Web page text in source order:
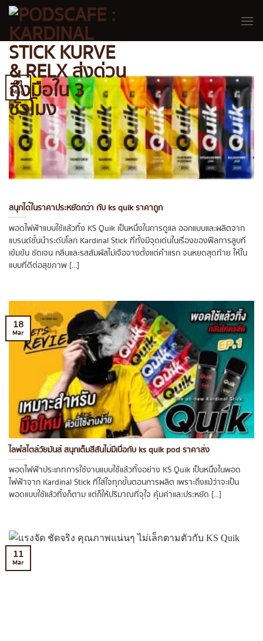
Skip
content
สนุกได้ในราคาประหยัดกว่า กับ ks quik ราคาถูก
พอดไฟฟ้าแบบใช้แล้วทิ้ง KS Quik เป็นหนึ่งในการดูแล ออกแบบและผลิตจาก
แบรนด์ชั้นนำระดับโลก Kardinal Stick ที่ทั้งมีจุดเด่นในเรื่องของฟีลการสูบที่
เข้มข้น ชัดเจน กลิ่นและรสสัมผัสไม่เจือจางตั้งแต่คำแรก จนหยดสุดท้าย ให้ใน
แบบที่ดีต่อสุขภาพ [...]
01
May
ไลฟ์สไตล์วัยมันส์ สนุกเต็มสีสันไม่มีเบื่อกับ ks quik pod ราคาส่ง
พอดไฟฟ้าประเภทการใช้งานแบบใช้แล้วทิ้งอย่าง KS Quik เป็นหนึ่งในพอด
ไฟฟ้าจาก Kardinal Stick ที่ใส่ใจทุกขั้นตอนการผลิต เพราะถึงแม้ว่าจะเป็น
พอดแบบใช้แล้วทิ้งก็ตาม แต่ก็ให้ปริมาณที่จุใจ คุ้มค่าและประหยัด [...]
18
Mar
11
Mar